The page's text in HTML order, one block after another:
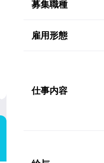
募集職種
雇用形態
仕事内容